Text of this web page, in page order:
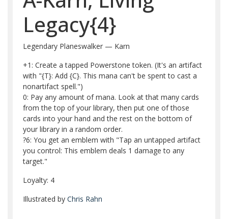
Legacy{4}
Legendary Planeswalker — Karn
+1: Create a tapped Powerstone token. (It's an artifact
with "{T}: Add {C}. This mana can't be spent to cast a
nonartifact spell.")
0: Pay any amount of mana. Look at that many cards
from the top of your library, then put one of those
cards into your hand and the rest on the bottom of
your library in a random order.
?6: You get an emblem with "Tap an untapped artifact
you control: This emblem deals 1 damage to any
target."
Loyalty: 4
Illustrated by Chris Rahn